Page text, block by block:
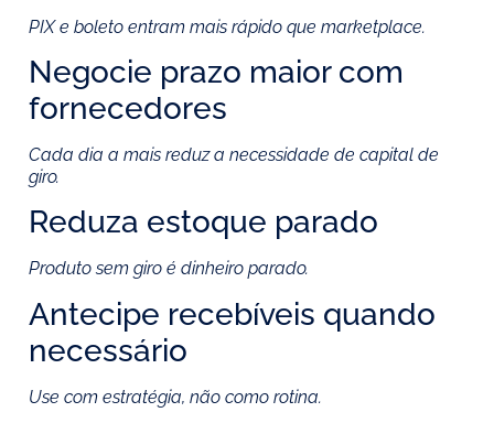
PIX e boleto entram mais rápido que marketplace.
Negocie prazo maior com
fornecedores
Cada dia a mais reduz a necessidade de capital de
giro.
Reduza estoque parado
Produto sem giro é dinheiro parado.
Antecipe recebíveis quando
necessário
Use com estratégia, não como rotina.